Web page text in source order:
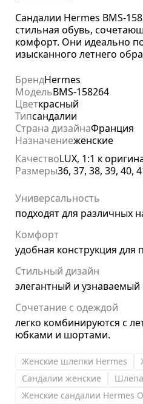
Сандалии Hermes BMS-
стильная обувь,
комфорт. Они идеально
изысканного летнего
БрендHermes
МодельBMS-158264
Цветкрасный
Типсандалии
Страна дизайнаФранция
Назначениеженские
КачествоLUX, 1:1 к
Размеры36, 37, 38, 39, 40,
Универсальность
подходят для различных
Комфорт
удобная конструкция для
Стильный дизайн
элегантный и узнаваемый
Сочетание с одеждой
легко комбинируются с
юбками и шортами.
Женские шлепки Hermes
Сандалии женские
Женские сандалии Hermes